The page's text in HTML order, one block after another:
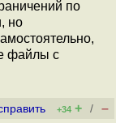
по
но
файлы с
+34 + / –